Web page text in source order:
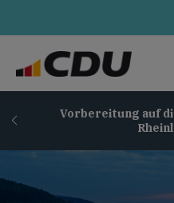
Vorbereitung auf